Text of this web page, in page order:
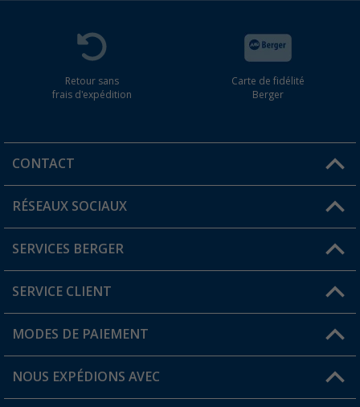
Retour sans
frais d'expédition
Carte de fidélité
Berger
CONTACT
Une question ?
Trouver une magasin
RÉSEAUX SOCIAUX
SERVICES BERGER
Devenir revendeur
Mon compte
Carte de fidélité Berger
SERVICE CLIENT
FAQ et contact
Informations sur l'expédition
MODES DE PAIEMENT
NOUS EXPÉDIONS AVEC